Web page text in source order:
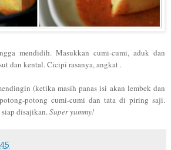
mendidih. Masukkan cumi-cumi, aduk dan
dan kental. Cicipi rasanya, angkat .
dingin (ketika masih panas isi akan lembek dan
potong-potong cumi-cumi dan tata di piring saji.
disajikan.Super yummy!